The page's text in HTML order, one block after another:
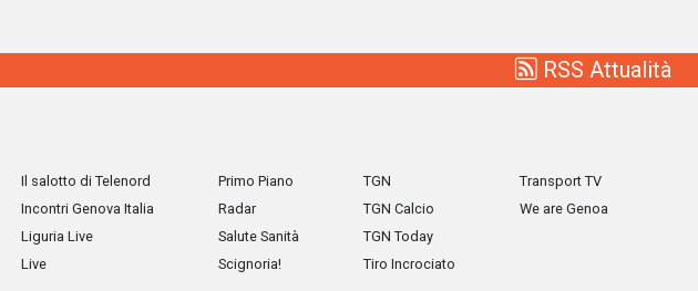
RSS Attualità
Il salotto di Telenord
Incontri Genova Italia
Liguria Live
Live
Primo Piano
Radar
Salute Sanità
Scignoria!
TGN
TGN Calcio
TGN Today
Tiro Incrociato
Transport TV
We are Genoa